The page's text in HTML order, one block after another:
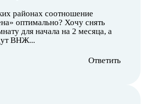
районах соотношение
оптимально? Хочу снять
для начала на 2 месяца, а
ВНЖ...
Ответить